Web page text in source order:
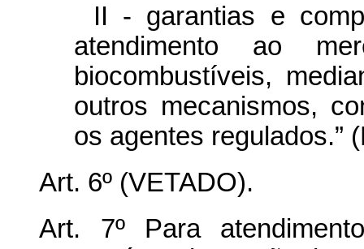
II - garantias e
atendimento ao
biocombustíveis,
outros mecanismos,
os agentes regulados.”
Art. 6º (VETADO).
Art. 7º Para